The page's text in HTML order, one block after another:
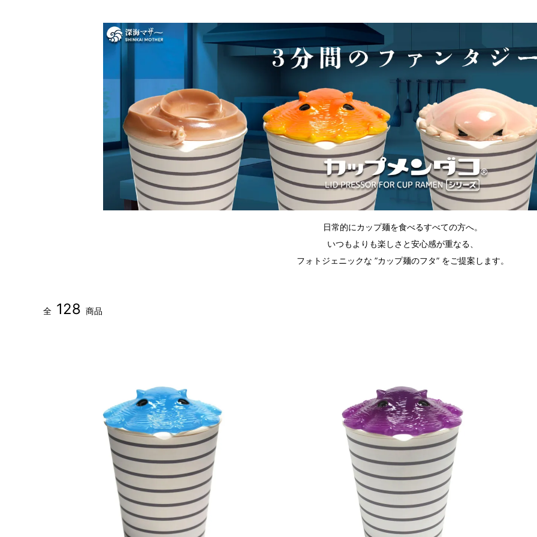
日常的にカップ麺を食べるすべての方へ。
いつもよりも楽しさと安心感が重なる、
フォトジェニックな ”カップ麺のフタ” をご提案します。
全 128 商品